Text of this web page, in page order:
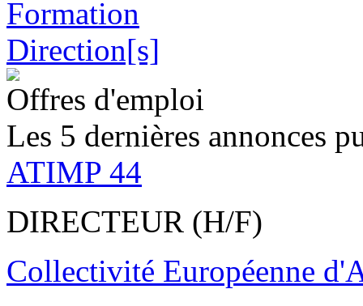
Offres d'emploi
Les 5 dernières annonces
ATIMP 44
DIRECTEUR (H/F)
Collectivité Européenne